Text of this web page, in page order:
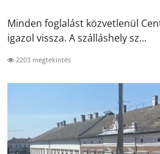
Minden foglalást közvetlenül
igazol vissza. A szálláshely sz...
2203 megtekintés